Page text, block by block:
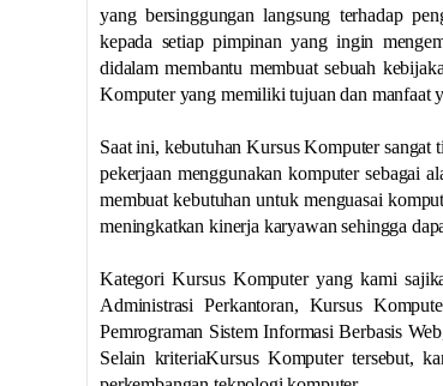
yang bersinggungan langsung terhadap
kepada setiap pimpinan yang ingin
didalam membantu membuat sebuah
Komputer yang memiliki tujuan dan manfaat
Saat ini, kebutuhan Kursus Komputer sangat
pekerjaan menggunakan komputer sebagai
membuat kebutuhan untuk menguasai
meningkatkan kinerja karyawan sehingga
Kategori Kursus Komputer yang kami
Administrasi Perkantoran, Kursus
Pemrograman Sistem Informasi Berbasis
Selain kriteriaKursus Komputer tersebut,